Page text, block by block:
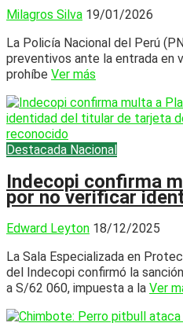
Milagros Silva 19/01/2026
La Policía Nacional del Perú
preventivos ante la entrada en
prohíbe Ver más
Destacada Nacional
Indecopi confirma
por no verificar
Edward Leyton 18/12/2025
La Sala Especializada en
del Indecopi confirmó la
a S/62 060, impuesta a la Ver